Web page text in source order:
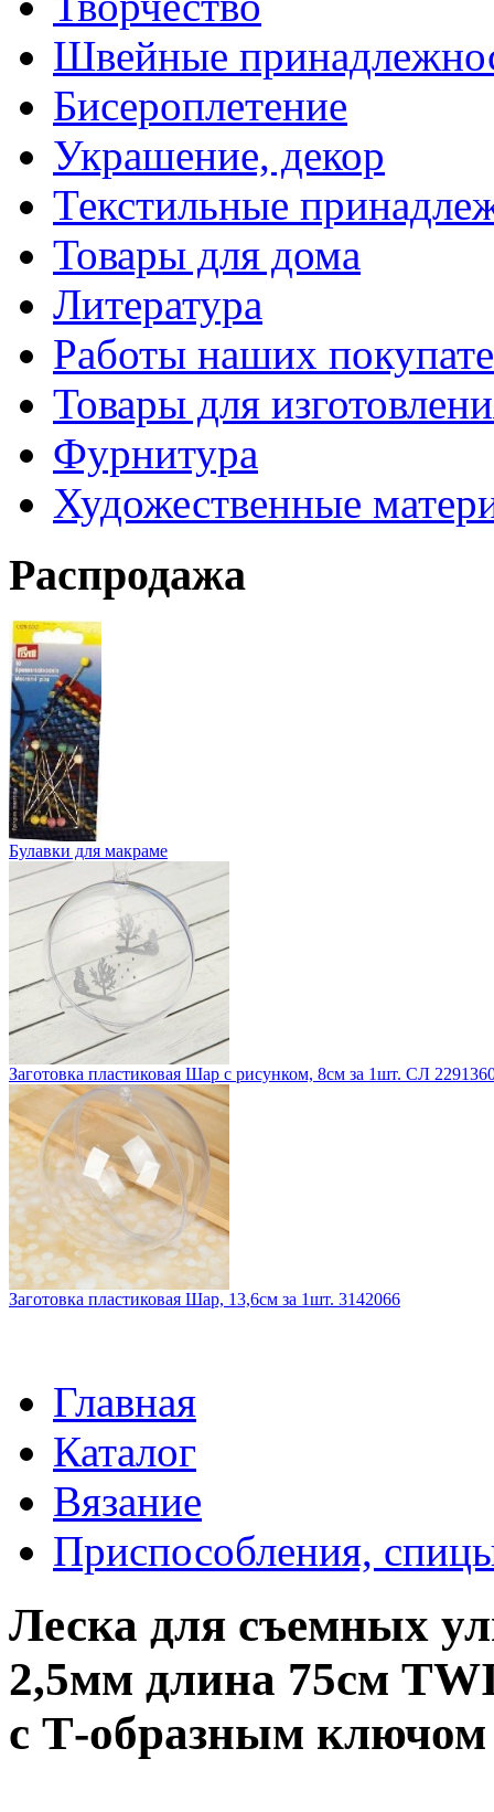
Швейные
Бисероплетение
Украшение, декор
Текстильные
Товары для дома
Литература
Работы наших
Товары для
Фурнитура
Художественные
Распродажа
Булавки для макраме
Заготовка пластиковая Шар с рисунком, 8см за 1шт. СЛ
Заготовка пластиковая Шар, 13,6см за 1шт. 3142066
Главная
Каталог
Вязание
Приспособления,
Леска для съемных
2,5мм длина 75см
с Т-образным ключом